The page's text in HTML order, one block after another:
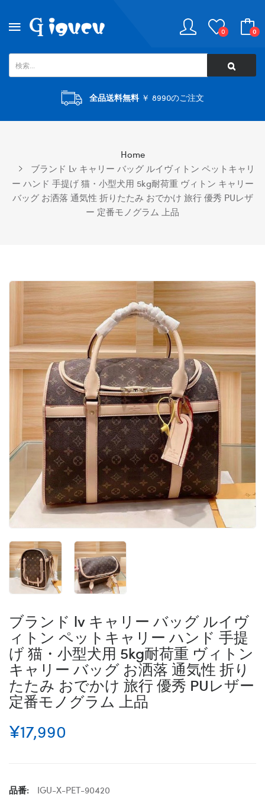
0 0
全品送料無料￥ 8990のご注文
Home
ブランド Lv キャリー バッグ ルイヴィトン ペットキャリ
ー ハンド 手提げ 猫・小型犬用 5kg耐荷重 ヴィトン キャリー
バッグ お洒落 通気性 折りたたみ おでかけ 旅行 優秀 PUレザ
ー 定番モノグラム 上品
ブランド lv キャリー バッグ ルイヴ
ィトン ペットキャリー ハンド 手提
げ 猫・小型犬用 5kg耐荷重 ヴィトン
キャリー バッグ お洒落 通気性 折り
たたみ おでかけ 旅行 優秀 PUレザー
定番モノグラム 上品
¥17,990
品番:
IGU-X-PET-90420